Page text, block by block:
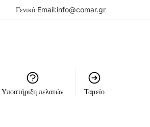
Γενικό Email:info@comar.gr
Υποστήριξη πελατών Ταμείο